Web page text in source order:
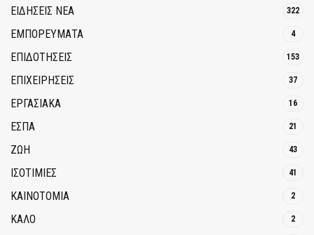
ΕΙΔΗΣΕΙΣ ΝΕΑ 322
ΕΜΠΟΡΕΥΜΑΤΑ 4
ΕΠΙΔΟΤΗΣΕΙΣ 153
ΕΠΙΧΕΙΡΗΣΕΙΣ 37
ΕΡΓΑΣΙΑΚΑ 16
ΕΣΠΑ 21
ΖΩΗ 43
ΙΣΟΤΙΜΙΕΣ 41
ΚΑΙΝΟΤΟΜΊΑ 2
ΚΑΛΟ 2